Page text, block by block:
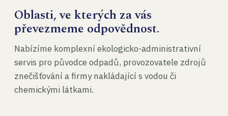
Oblasti, ve kterých za vás
převezmeme odpovědnost.
Nabízíme komplexní ekologicko-administrativní
servis pro původce odpadů, provozovatele zdrojů
znečišťování a firmy nakládající s vodou či
chemickými látkami.